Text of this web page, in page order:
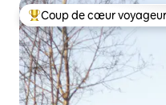
Coups de cœur voyageurs
Coup de cœur